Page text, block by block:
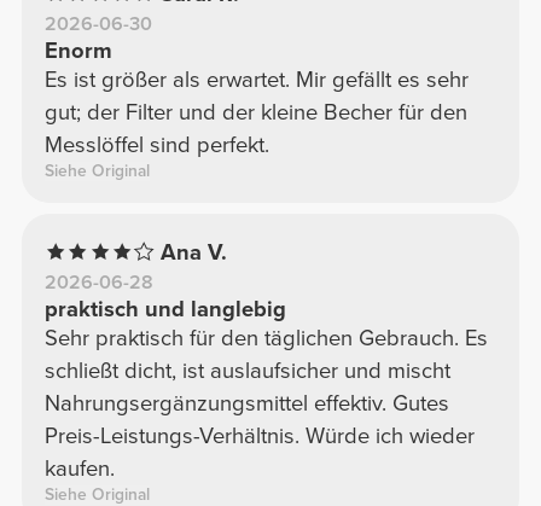
2026-06-30
Enorm
Es ist größer als erwartet. Mir gefällt es sehr
gut; der Filter und der kleine Becher für den
Messlöffel sind perfekt.
Siehe Original
Ana V.
2026-06-28
praktisch und langlebig
Sehr praktisch für den täglichen Gebrauch. Es
schließt dicht, ist auslaufsicher und mischt
Nahrungsergänzungsmittel effektiv. Gutes
Preis-Leistungs-Verhältnis. Würde ich wieder
kaufen.
Siehe Original